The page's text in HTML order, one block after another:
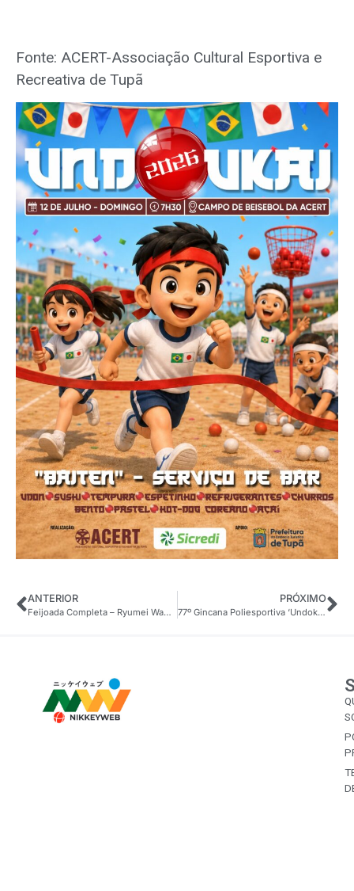
Fonte: ACERT-Associação Cultural Esportiva e
Recreativa de Tupã
ANTERIOR
Feijoada Completa – Ryumei Wadaiko Nipo Araçatuba
PRÓXIMO
77º Gincana Poliesportiva ‘Undokai’ de Piedade